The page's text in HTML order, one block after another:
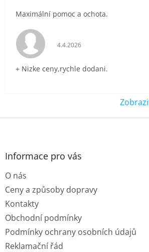
Maximální pomoc a ochota.
Hodnocení obchodu je 5 z 5
4.4.2026
+ Nizke ceny,rychle dodani.
Z
Informace pro vás
O nás
Ceny a způsoby dopravy
Kontakty
Obchodní podmínky
Podmínky ochrany osobních údajů
Reklamační řád